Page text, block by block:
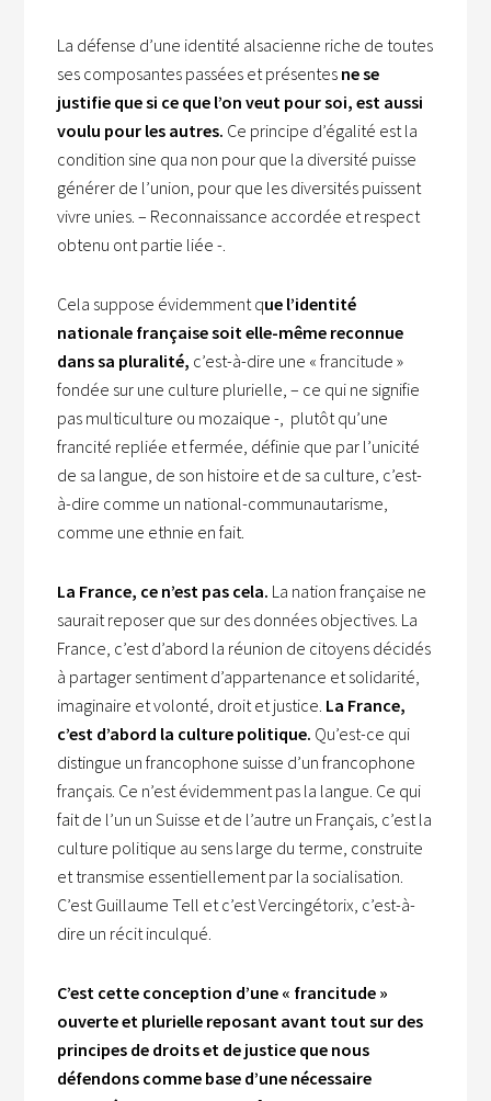
La défense d’une identité alsacienne riche de toutes
ses composantes passées et présentes ne se
justifie que si ce que l’on veut pour soi, est aussi
voulu pour les autres. Ce principe d’égalité est la
condition sine qua non pour que la diversité puisse
générer de l’union, pour que les diversités puissent
vivre unies. – Reconnaissance accordée et respect
obtenu ont partie liée -.
Cela suppose évidemment que l’identité
nationale française soit elle-même reconnue
dans sa pluralité, c’est-à-dire une « francitude »
fondée sur une culture plurielle, – ce qui ne signifie
pas multiculture ou mozaique -, plutôt qu’une
francité repliée et fermée, définie que par l’unicité
de sa langue, de son histoire et de sa culture, c’est-
à-dire comme un national-communautarisme,
comme une ethnie en fait.
La France, ce n’est pas cela. La nation française ne
saurait reposer que sur des données objectives. La
France, c’est d’abord la réunion de citoyens décidés
à partager sentiment d’appartenance et solidarité,
imaginaire et volonté, droit et justice. La France,
c’est d’abord la culture politique. Qu’est-ce qui
distingue un francophone suisse d’un francophone
français. Ce n’est évidemment pas la langue. Ce qui
fait de l’un un Suisse et de l’autre un Français, c’est la
culture politique au sens large du terme, construite
et transmise essentiellement par la socialisation.
C’est Guillaume Tell et c’est Vercingétorix, c’est-à-
dire un récit inculqué.
C’est cette conception d’une « francitude »
ouverte et plurielle reposant avant tout sur des
principes de droits et de justice que nous
défendons comme base d’une nécessaire